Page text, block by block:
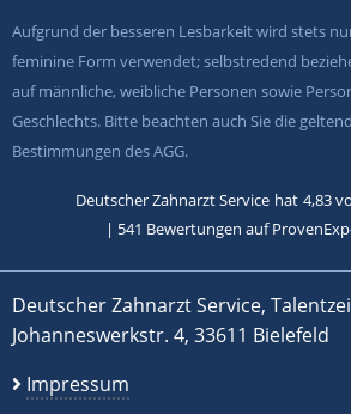
Aufgrund der besseren Lesbarkeit wird stets
feminine Form verwendet; selbstredend
auf männliche, weibliche Personen sowie
Geschlechts. Bitte beachten auch Sie die
Bestimmungen des AGG.
Deutscher Zahnarzt Service hat 4,83
| 541 Bewertungen auf
Deutscher Zahnarzt Service,
Johanneswerkstr. 4, 33611 Bielefeld
Impressum